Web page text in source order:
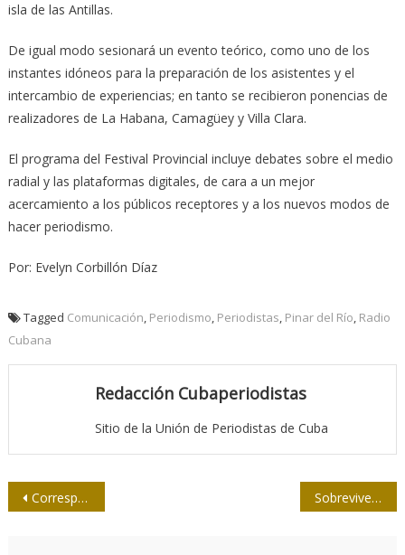
isla de las Antillas.
De igual modo sesionará un evento teórico, como uno de los
instantes idóneos para la preparación de los asistentes y el
intercambio de experiencias; en tanto se recibieron ponencias de
realizadores de La Habana, Camagüey y Villa Clara.
El programa del Festival Provincial incluye debates sobre el medio
radial y las plataformas digitales, de cara a un mejor
acercamiento a los públicos receptores y a los nuevos modos de
hacer periodismo.
Por: Evelyn Corbillón Díaz
Tagged Comunicación, Periodismo, Periodistas, Pinar del Río, Radio
Cubana
Redacción Cubaperiodistas
Sitio de la Unión de Periodistas de Cuba
Navegación
Corresponsales de Radio Progreso en Matanzas Sobrevive a un impacto de bala periodista de Telesur en Venezuela